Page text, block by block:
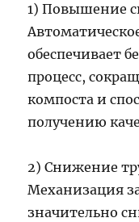
1) Повышение
обеспечивает
процесс,
компоста и
получению
2) Снижение
Механизация
значительно